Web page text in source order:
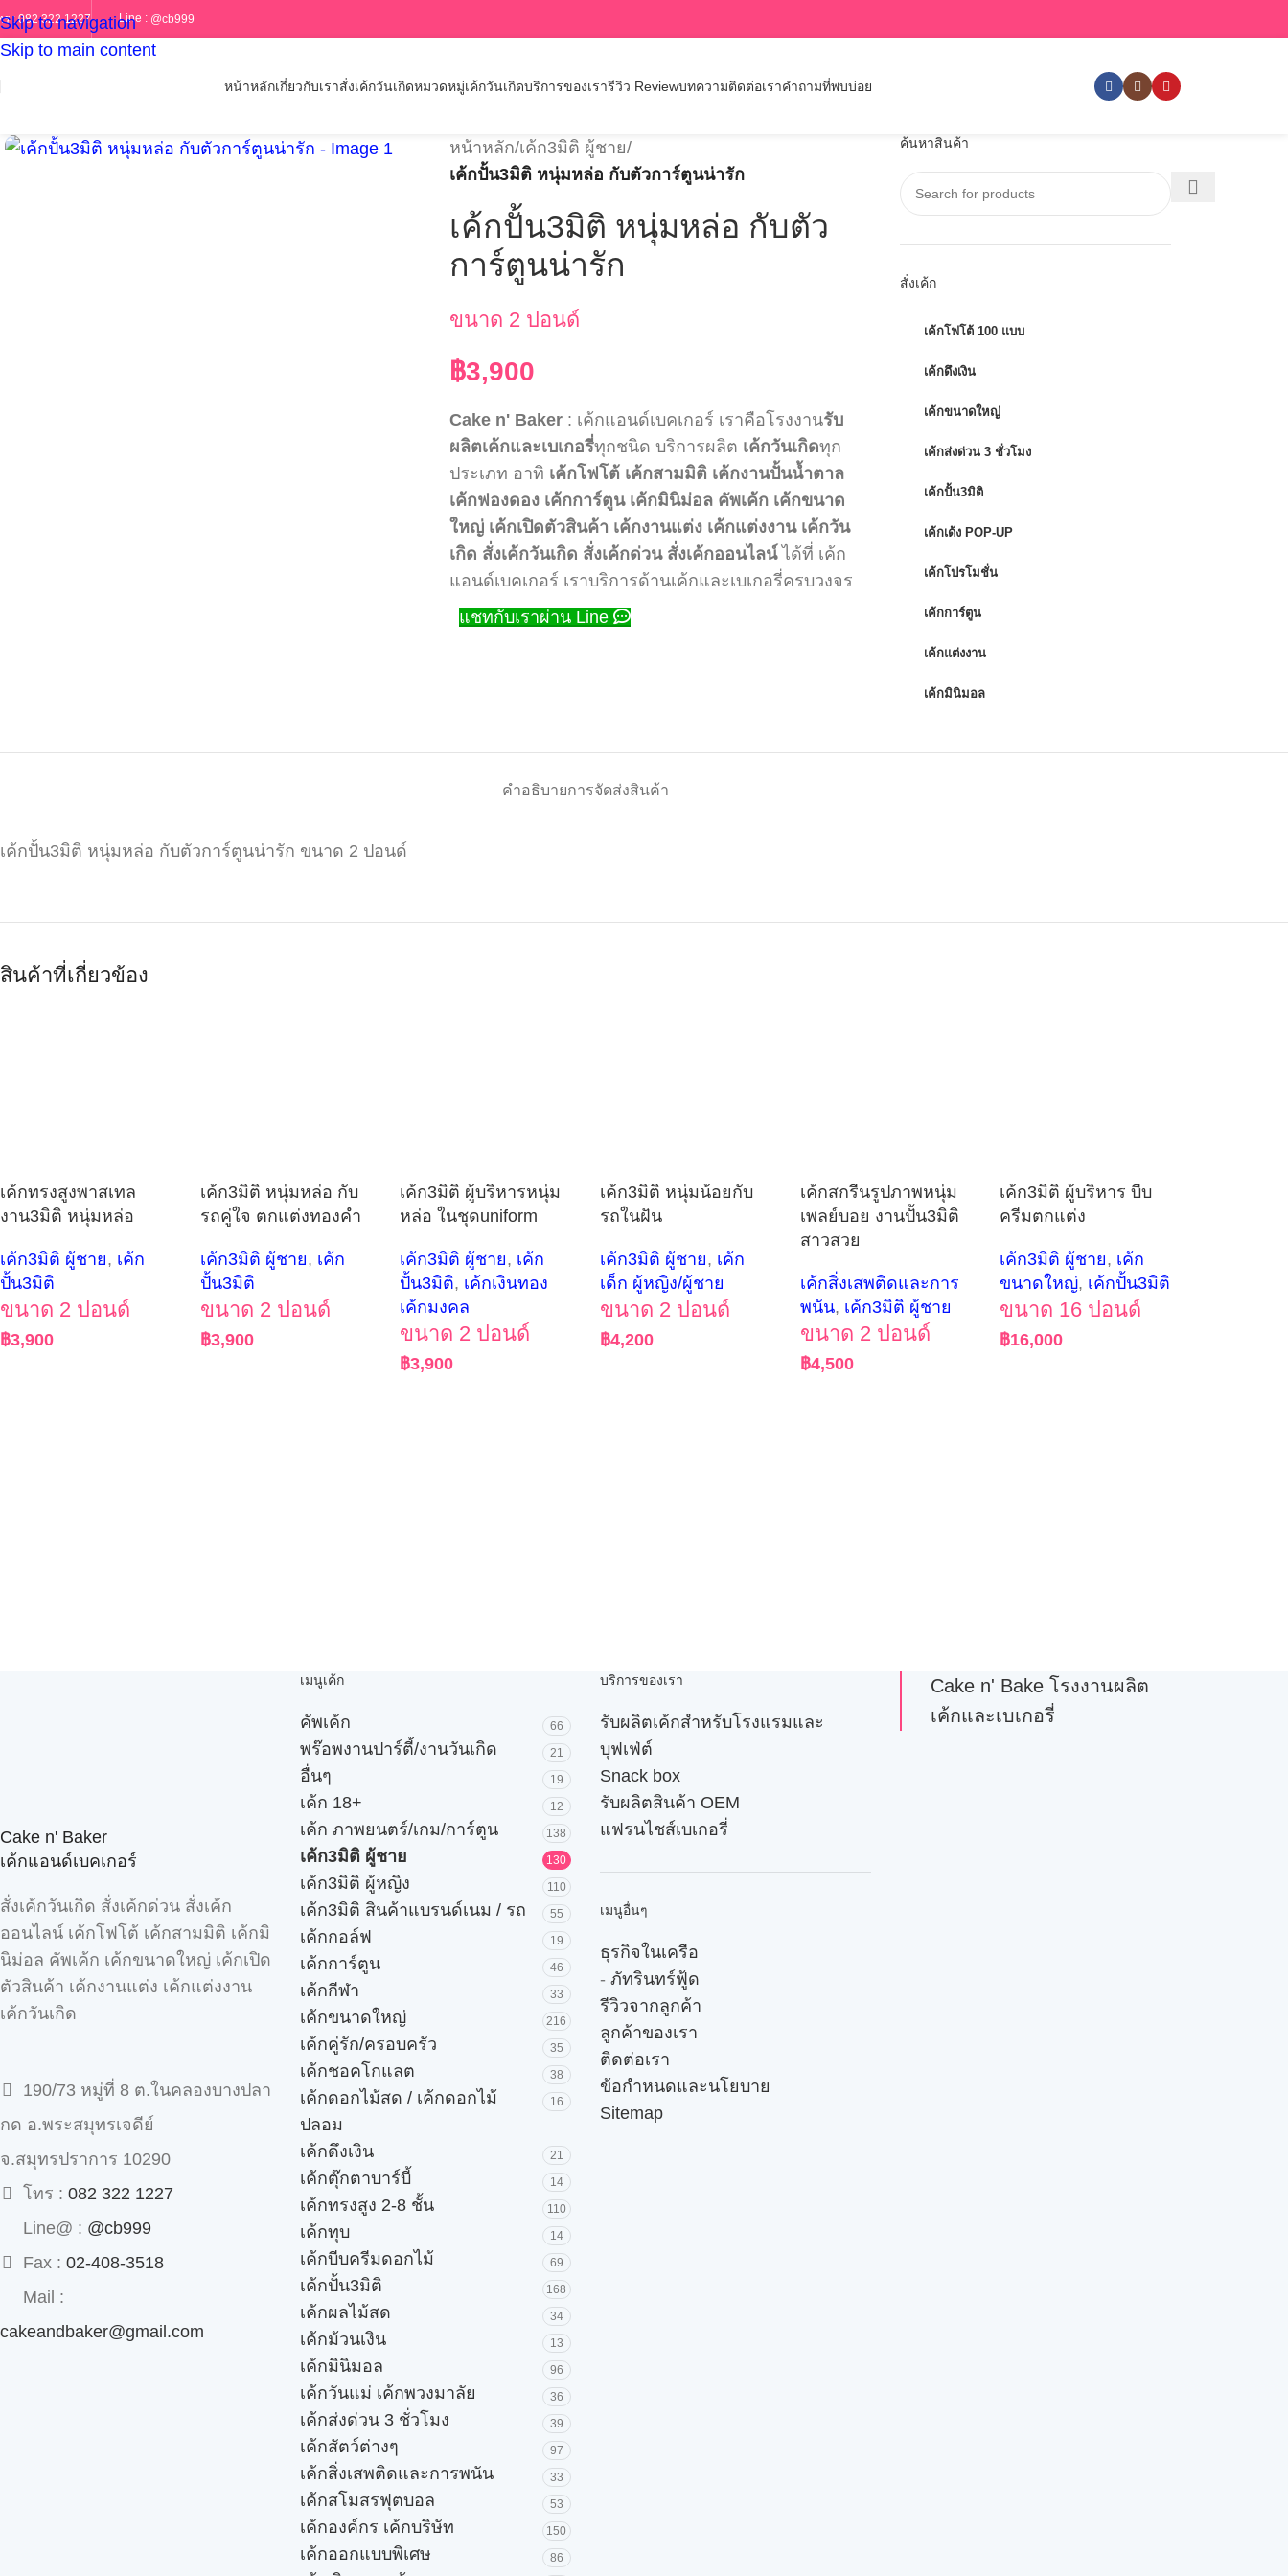
Skip to navigation
Skip to main content
ร : 082 322 1227 Line : @cb999
หน้าหลักเกี่ยวกับเราสั่งเค้กวันเกิดหมวดหมู่เค้กวันเกิดบริการของเรารีวิว Reviewบทความติดต่อเราคำถามที่พบบ่อย
หน้าหลัก/เค้ก3มิติ ผู้ชาย/
เค้กปั้น3มิติ หนุ่มหล่อ กับตัวการ์ตูนน่ารัก
เค้กปั้น3มิติ หนุ่มหล่อ กับตัว
การ์ตูนน่ารัก
ขนาด 2 ปอนด์
฿3,900
Cake n' Baker : เค้กแอนด์เบคเกอร์ เราคือโรงงานรับ
ผลิตเค้กและเบเกอรี่ทุกชนิด บริการผลิต เค้กวันเกิดทุก
ประเภท อาทิ เค้กโฟโต้ เค้กสามมิติ เค้กงานปั้นน้ำตาล
เค้กฟองดอง เค้กการ์ตูน เค้กมินิม่อล คัพเค้ก เค้กขนาด
ใหญ่ เค้กเปิดตัวสินค้า เค้กงานแต่ง เค้กแต่งงาน เค้กวัน
เกิด สั่งเค้กวันเกิด สั่งเค้กด่วน สั่งเค้กออนไลน์ได้ที่ เค้ก
แอนด์เบคเกอร์ เราบริการด้านเค้กและเบเกอรี่ครบวงจร
แชทกับเราผ่าน Line
ค้นหาสินค้า
สั่งเค้ก
เค้กโฟโต้ 100 แบบ
เค้กดึงเงิน
เค้กขนาดใหญ่
เค้กส่งด่วน 3 ชั่วโมง
เค้กปั้น3มิติ
เค้กเด้ง POP-UP
เค้กโปรโมชั่น
เค้กการ์ตูน
เค้กแต่งงาน
เค้กมินิมอล
คำอธิบายการจัดส่งสินค้า
เค้กปั้น3มิติ หนุ่มหล่อ กับตัวการ์ตูนน่ารัก ขนาด 2 ปอนด์
สินค้าที่เกี่ยวข้อง
เค้กทรงสูงพาสเทล
งาน3มิติ หนุ่มหล่อ
เค้ก3มิติ ผู้ชาย, เค้ก
ปั้น3มิติ
ขนาด 2 ปอนด์
฿3,900
เค้ก3มิติ หนุ่มหล่อ กับ
รถคู่ใจ ตกแต่งทองคำ
เค้ก3มิติ ผู้ชาย, เค้ก
ปั้น3มิติ
ขนาด 2 ปอนด์
฿3,900
เค้ก3มิติ ผู้บริหารหนุ่ม
หล่อ ในชุดuniform
เค้ก3มิติ ผู้ชาย, เค้ก
ปั้น3มิติ, เค้กเงินทอง
เค้กมงคล
ขนาด 2 ปอนด์
฿3,900
เค้ก3มิติ หนุ่มน้อยกับ
รถในฝัน
เค้ก3มิติ ผู้ชาย, เค้ก
เด็ก ผู้หญิง/ผู้ชาย
ขนาด 2 ปอนด์
฿4,200
เค้กสกรีนรูปภาพหนุ่ม
เพลย์บอย งานปั้น3มิติ
สาวสวย
เค้กสิ่งเสพติดและการ
พนัน, เค้ก3มิติ ผู้ชาย
ขนาด 2 ปอนด์
฿4,500
เค้ก3มิติ ผู้บริหาร บีบ
ครีมตกแต่ง
เค้ก3มิติ ผู้ชาย, เค้ก
ขนาดใหญ่, เค้กปั้น3มิติ
ขนาด 16 ปอนด์
฿16,000
Cake n' Baker
เค้กแอนด์เบคเกอร์
สั่งเค้กวันเกิด สั่งเค้กด่วน สั่งเค้ก
ออนไลน์ เค้กโฟโต้ เค้กสามมิติ เค้กมิ
นิม่อล คัพเค้ก เค้กขนาดใหญ่ เค้กเปิด
ตัวสินค้า เค้กงานแต่ง เค้กแต่งงาน
เค้กวันเกิด
190/73 หมู่ที่ 8 ต.ในคลองบางปลา
กด อ.พระสมุทรเจดีย์
จ.สมุทรปราการ 10290
โทร : 082 322 1227
Line@ : @cb999
Fax : 02-408-3518
Mail :
cakeandbaker@gmail.com
เมนูเค้ก
คัพเค้ก 66
พร๊อพงานปาร์ตี้/งานวันเกิด 21
อื่นๆ 19
เค้ก 18+ 12
เค้ก ภาพยนตร์/เกม/การ์ตูน 138
เค้ก3มิติ ผู้ชาย 130
เค้ก3มิติ ผู้หญิง 110
เค้ก3มิติ สินค้าแบรนด์เนม / รถ 55
เค้กกอล์ฟ 19
เค้กการ์ตูน 46
เค้กกีฬา 33
เค้กขนาดใหญ่ 216
เค้กคู่รัก/ครอบครัว 35
เค้กชอคโกแลต 38
เค้กดอกไม้สด / เค้กดอกไม้
ปลอม
16
เค้กดึงเงิน 21
เค้กตุ๊กตาบาร์บี้ 14
เค้กทรงสูง 2-8 ชั้น 110
เค้กทุบ 14
เค้กบีบครีมดอกไม้ 69
เค้กปั้น3มิติ 168
เค้กผลไม้สด 34
เค้กม้วนเงิน 13
เค้กมินิมอล 96
เค้กวันแม่ เค้กพวงมาลัย 36
เค้กส่งด่วน 3 ชั่วโมง 39
เค้กสัตว์ต่างๆ 97
เค้กสิ่งเสพติดและการพนัน 33
เค้กสโมสรฟุตบอล 53
เค้กองค์กร เค้กบริษัท 150
เค้กออกแบบพิเศษ 86
บริการของเรา
รับผลิตเค้กสำหรับโรงแรมและ
บุฟเฟ่ต์
Snack box
รับผลิตสินค้า OEM
แฟรนไชส์เบเกอรี่
เมนูอื่นๆ
ธุรกิจในเครือ
- ภัทรินทร์ฟู้ด
รีวิวจากลูกค้า
ลูกค้าของเรา
ติดต่อเรา
ข้อกำหนดและนโยบาย
Sitemap
Cake n' Bake โรงงานผลิต
เค้กและเบเกอรี่